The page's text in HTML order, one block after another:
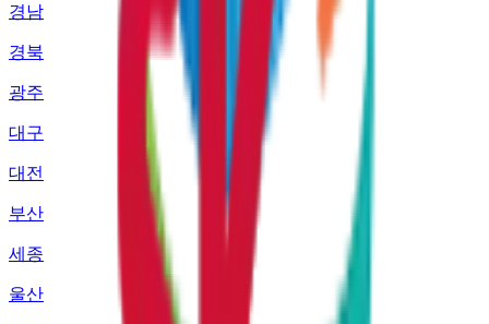
경남
경북
광주
대구
대전
부산
세종
울산